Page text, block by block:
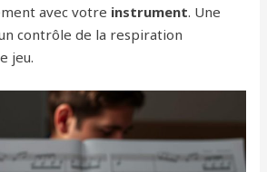
avec votre instrument. Une
contrôle de la respiration
jeu.